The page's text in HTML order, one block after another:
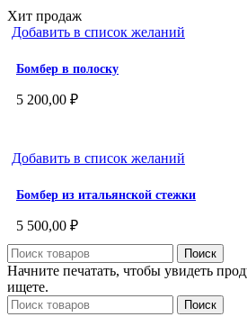
Хит продаж
Добавить в список желаний
Бомбер в полоску
5 200,00 ₽
Добавить в список желаний
Бомбер из итальянской стежки
5 500,00 ₽
Поиск
Начните печатать, чтобы увидеть
ищете.
Поиск